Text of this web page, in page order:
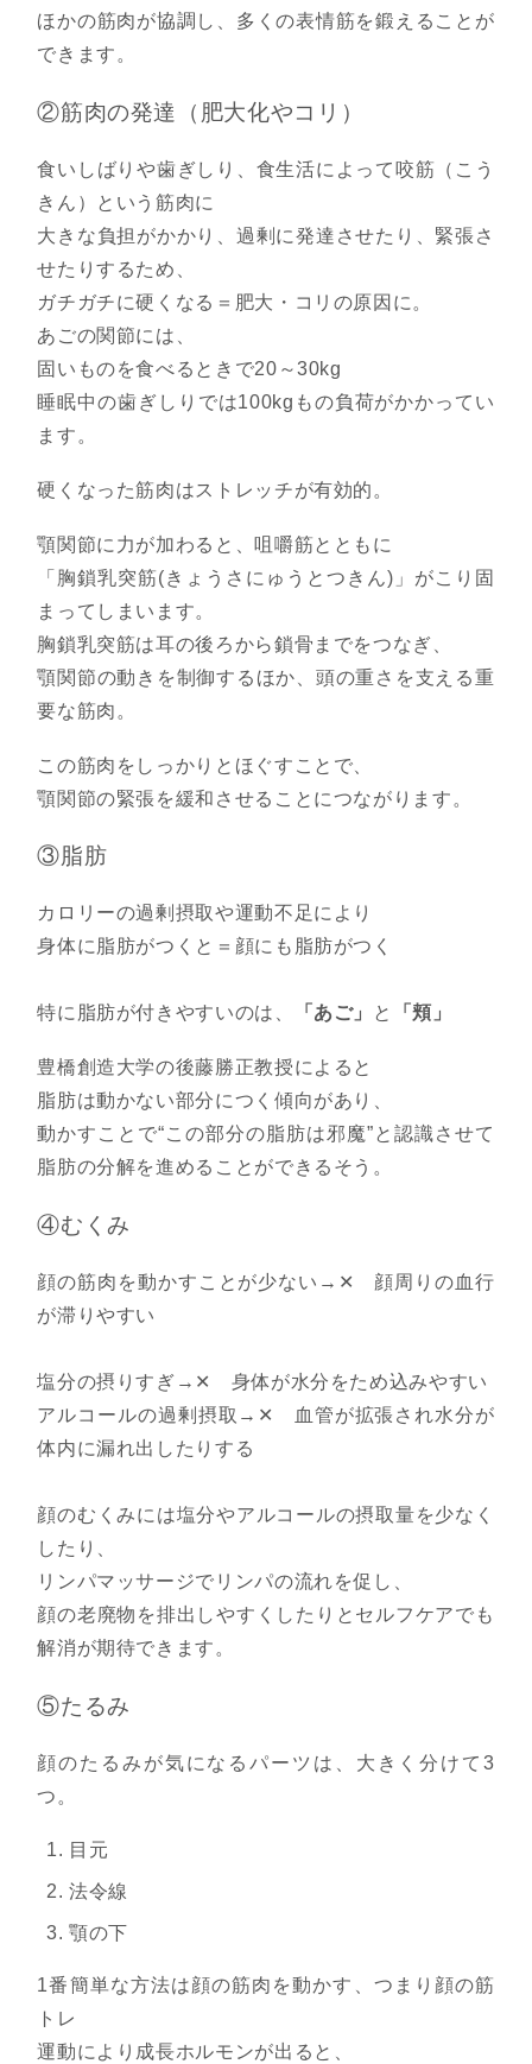
ほかの筋肉が協調し、多くの表情筋を鍛えることが
できます。
②筋肉の発達（肥大化やコリ）
食いしばりや歯ぎしり、食生活によって咬筋（こう
きん）という筋肉に
大きな負担がかかり、過剰に発達させたり、緊張さ
せたりするため、
ガチガチに硬くなる＝肥大・コリの原因に。
あごの関節には、
固いものを食べるときで20～30kg
睡眠中の歯ぎしりでは100kgもの負荷がかかってい
ます。
硬くなった筋肉はストレッチが有効的。
顎関節に力が加わると、咀嚼筋とともに
「胸鎖乳突筋(きょうさにゅうとつきん)」がこり固
まってしまいます。
胸鎖乳突筋は耳の後ろから鎖骨までをつなぎ、
顎関節の動きを制御するほか、頭の重さを支える重
要な筋肉。
この筋肉をしっかりとほぐすことで、
顎関節の緊張を緩和させることにつながります。
③脂肪
カロリーの過剰摂取や運動不足により
身体に脂肪がつくと＝顔にも脂肪がつく
特に脂肪が付きやすいのは、 「あご」 と 「頬」
豊橋創造大学の後藤勝正教授によると
脂肪は動かない部分につく傾向があり、
動かすことで“この部分の脂肪は邪魔”と認識させて
脂肪の分解を進めることができるそう。
④むくみ
顔の筋肉を動かすことが少ない→✕ 顔周りの血行
が滞りやすい
塩分の摂りすぎ→✕ 身体が水分をため込みやすい
アルコールの過剰摂取→✕ 血管が拡張され水分が
体内に漏れ出したりする
顔のむくみには塩分やアルコールの摂取量を少なく
したり、
リンパマッサージでリンパの流れを促し、
顔の老廃物を排出しやすくしたりとセルフケアでも
解消が期待できます。
⑤たるみ
顔のたるみが気になるパーツは、大きく分けて3
つ。
目元
法令線
顎の下
1番簡単な方法は顔の筋肉を動かす、つまり顔の筋
トレ
運動により成長ホルモンが出ると、